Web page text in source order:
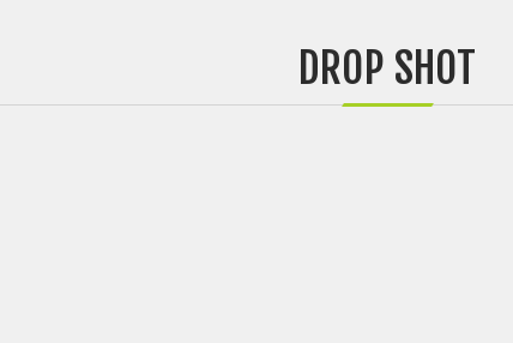
DROP SHOT